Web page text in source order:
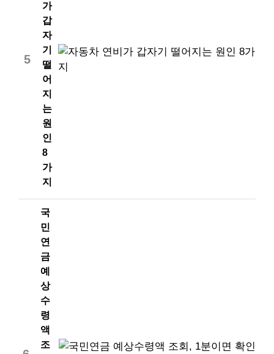
5
가
갑
자
기
떨
어
지
는
원
인
8
가
지
국
민
연
금
예
상
수
령
액
조